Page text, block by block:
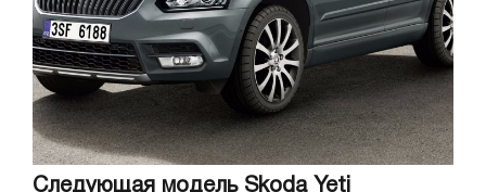
Следующая модель Skoda Yeti